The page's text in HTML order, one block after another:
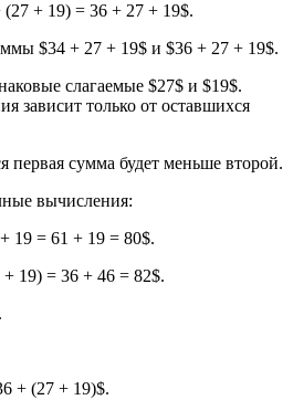
+ 19) = 36 + 27 + 19$.
$34 + 27 + 19$ и $36 + 27 + 19$.
слагаемые $27$ и $19$.
зависит только от оставшихся
первая сумма будет меньше второй.
вычисления:
19 = 61 + 19 = 80$.
19) = 36 + 46 = 82$.
+ (27 + 19)$.